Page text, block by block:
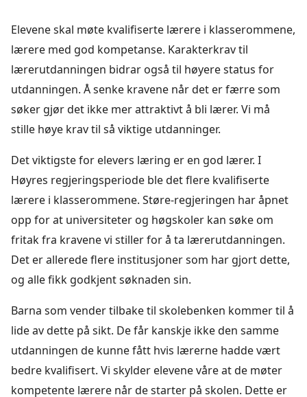
Elevene skal møte kvalifiserte lærere i klasserommene,
lærere med god kompetanse. Karakterkrav til
lærerutdanningen bidrar også til høyere status for
utdanningen. Å senke kravene når det er færre som
søker gjør det ikke mer attraktivt å bli lærer. Vi må
stille høye krav til så viktige utdanninger.
Det viktigste for elevers læring er en god lærer. I
Høyres regjeringsperiode ble det flere kvalifiserte
lærere i klasserommene. Støre-regjeringen har åpnet
opp for at universiteter og høgskoler kan søke om
fritak fra kravene vi stiller for å ta lærerutdanningen.
Det er allerede flere institusjoner som har gjort dette,
og alle fikk godkjent søknaden sin.
Barna som vender tilbake til skolebenken kommer til å
lide av dette på sikt. De får kanskje ikke den samme
utdanningen de kunne fått hvis lærerne hadde vært
bedre kvalifisert. Vi skylder elevene våre at de møter
kompetente lærere når de starter på skolen. Dette er